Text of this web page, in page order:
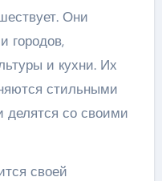
Они
городов,
и кухни. Их
стильными
делятся со своими
своей